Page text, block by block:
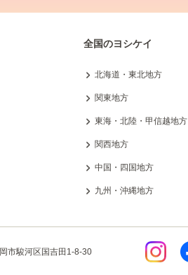
全国のヨシケイ
北海道・東北地方
関東地方
東海・北陸・甲信越地方
関西地方
中国・四国地方
九州・沖縄地方
市駿河区国吉田1-8-30